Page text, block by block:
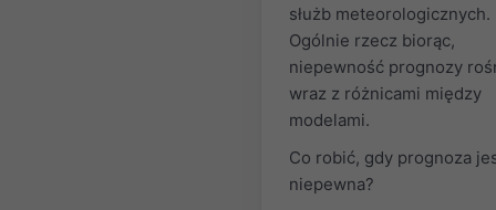
służb meteorologicznych.
Ogólnie rzecz biorąc,
niepewność prognozy
wraz z różnicami między
modelami.
Co robić, gdy prognoza
niepewna?